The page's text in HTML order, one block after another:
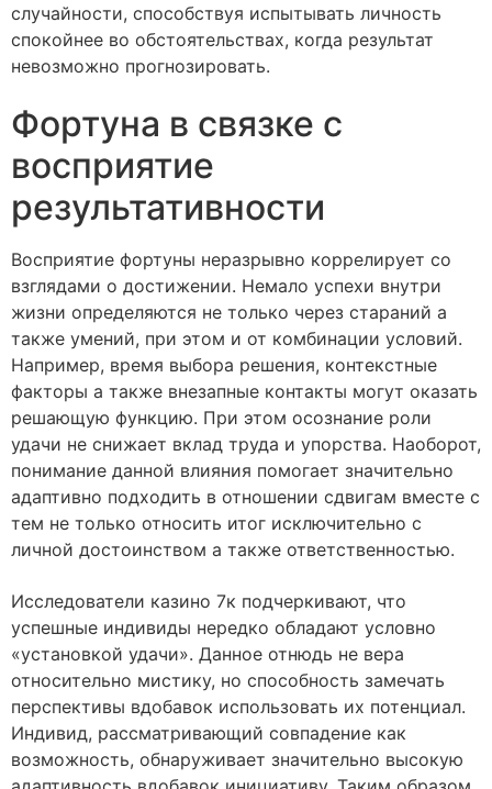
случайности, способствуя испытывать личность
спокойнее во обстоятельствах, когда результат
невозможно прогнозировать.
Фортуна в связке с
восприятие
результативности
Восприятие фортуны неразрывно коррелирует со
взглядами о достижении. Немало успехи внутри
жизни определяются не только через стараний а
также умений, при этом и от комбинации условий.
Например, время выбора решения, контекстные
факторы а также внезапные контакты могут оказать
решающую функцию. При этом осознание роли
удачи не снижает вклад труда и упорства. Наоборот,
понимание данной влияния помогает значительно
адаптивно подходить в отношении сдвигам вместе с
тем не только относить итог исключительно с
личной достоинством а также ответственностью.
Исследователи казино 7к подчеркивают, что
успешные индивиды нередко обладают условно
«установкой удачи». Данное отнюдь не вера
относительно мистику, но способность замечать
перспективы вдобавок использовать их потенциал.
Индивид, рассматривающий совпадение как
возможность, обнаруживает значительно высокую